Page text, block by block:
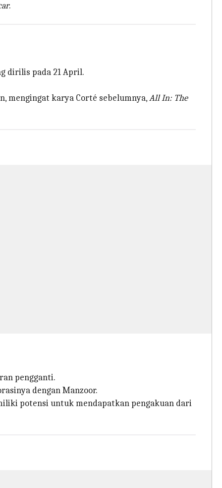
.
dirilis pada 21 April.
mengingat karya Corté sebelumnya,All In: The
pengganti.
dengan Manzoor.
potensi untuk mendapatkan pengakuan dari